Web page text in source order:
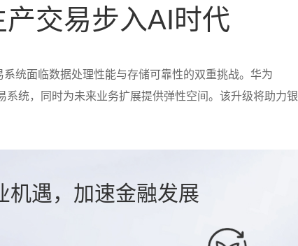
交易步入AI时代
统面临数据处理性能与存储可靠性的双重挑战。华为
统，同时为未来业务扩展提供弹性空间。该升级将助力银
机遇，加速金融发展